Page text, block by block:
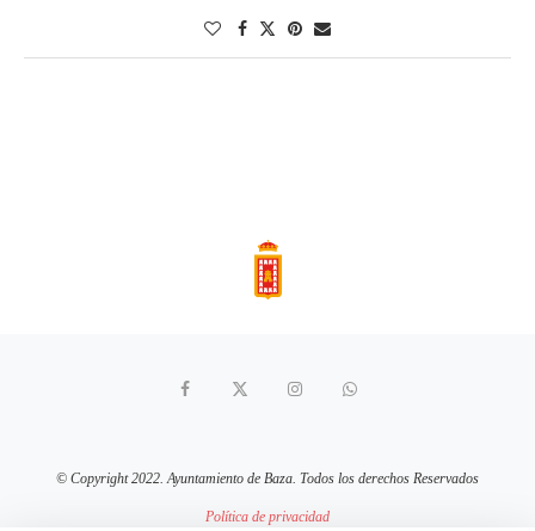
© Copyright 2022. Ayuntamiento de Baza. Todos los derechos Reservados
Política de privacidad